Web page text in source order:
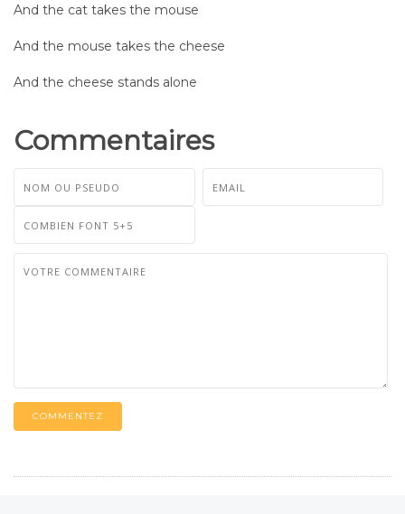
And the cat takes the mouse
And the mouse takes the cheese
And the cheese stands alone
Commentaires
COMMENTEZ